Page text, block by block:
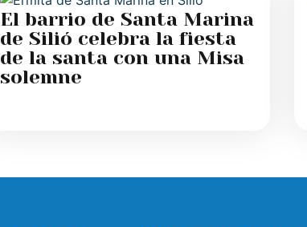
El barrio de Santa Marina
de Silió celebra la fiesta
de la santa con una Misa
solemne